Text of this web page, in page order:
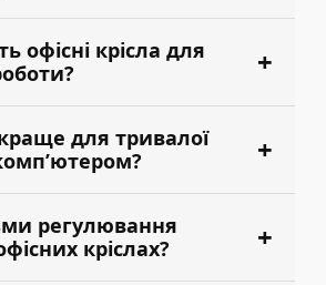
офісні крісла для
для тривалої
регулювання
кріслах?